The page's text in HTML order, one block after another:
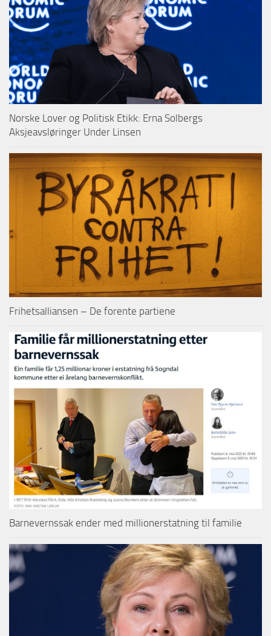
Norske Lover og Politisk Etikk: Erna Solbergs
Aksjeavsløringer Under Linsen
Frihetsalliansen – De forente partiene
Barnevernssak ender med millionerstatning til familie